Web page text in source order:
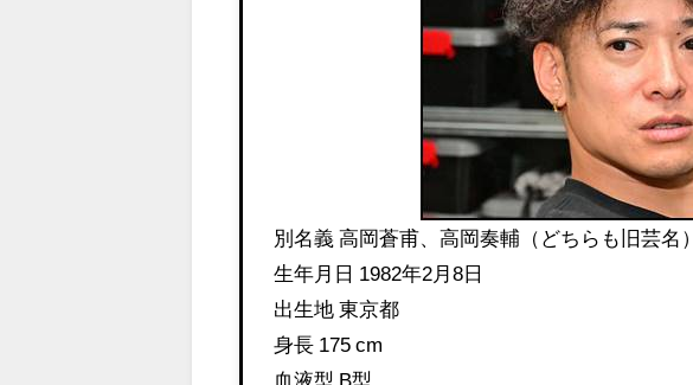
別名義 高岡蒼甫、高岡奏輔（どちらも旧芸名）
生年月日 1982年2月8日
出生地 東京都
身長 175 cm
血液型 B型